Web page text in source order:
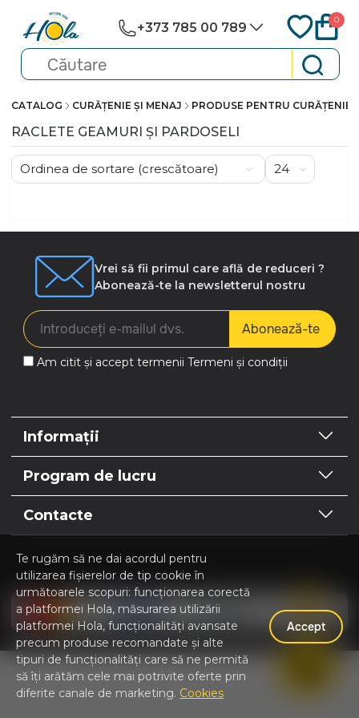
+373 785 00 789
0
CATALOG CURĂȚENIE ȘI MENAJ PRODUSE PENTRU CURĂȚENIE
RACLETE GEAMURI ȘI PARDOSELI
Vrei să fii primul care află de reduceri ?
Abonează-te la newsletterul nostru
Abonează-te
Am citit și accept termenii Termeni și condiții
Informații
Program de lucru
Contacte
Hola | Magazin online Home & Garden © 2026
Te rugăm să ne dai acordul pentru
utilizarea fișierelor de tip cookie în
următoarele scopuri: funcționarea corectă
a platformei Hola, măsurarea utilizării
platformei Hola, funcționalități avansate
precum produse recomandate și alte
tipuri de funcționalități care să ne permită
să îți arătăm cele mai potrivite oferte prin
diferite canale de marketing. Cookies
Accept